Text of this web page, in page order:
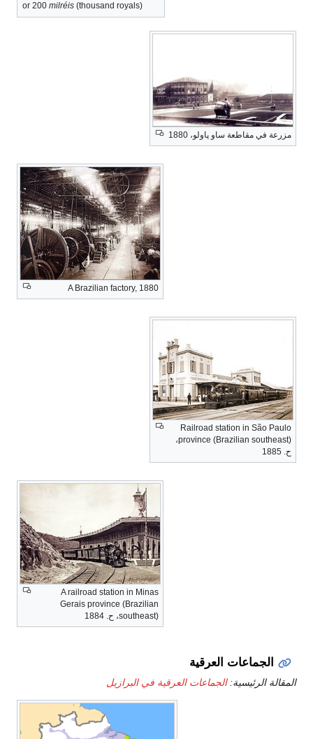
or 200 milréis (thousand royals)
مزرعة في مقاطعة ساو پاولو، 1880
A Brazilian factory, 1880
Railroad station in São Paulo
province (Brazilian southeast)،
ح. 1885
A railroad station in Minas
Gerais province (Brazilian
southeast)، ح. 1884
الجماعات العرقية
المقالة الرئيسية:الجماعات العرقية في البرازيل